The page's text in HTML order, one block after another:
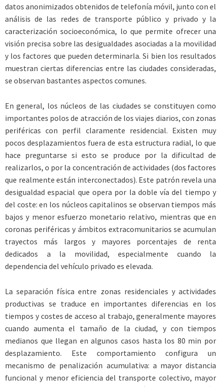
datos anonimizados obtenidos de telefonía móvil, junto con el
análisis de las redes de transporte público y privado y la
caracterización socioeconómica, lo que permite ofrecer una
visión precisa sobre las desigualdades asociadas a la movilidad
y los factores que pueden determinarla. Si bien los resultados
muestran ciertas diferencias entre las ciudades consideradas,
se observan bastantes aspectos comunes.
En general, los núcleos de las ciudades se constituyen como
importantes polos de atracción de los viajes diarios, con zonas
periféricas con perfil claramente residencial. Existen muy
pocos desplazamientos fuera de esta estructura radial, lo que
hace preguntarse si esto se produce por la dificultad de
realizarlos, o por la concentración de actividades (dos factores
que realmente están interconectados). Este patrón revela una
desigualdad espacial que opera por la doble vía del tiempo y
del coste: en los núcleos capitalinos se observan tiempos más
bajos y menor esfuerzo monetario relativo, mientras que en
coronas periféricas y ámbitos extracomunitarios se acumulan
trayectos más largos y mayores porcentajes de renta
dedicados a la movilidad, especialmente cuando la
dependencia del vehículo privado es elevada.
La separación física entre zonas residenciales y actividades
productivas se traduce en importantes diferencias en los
tiempos y costes de acceso al trabajo, generalmente mayores
cuando aumenta el tamaño de la ciudad, y con tiempos
medianos que llegan en algunos casos hasta los 80 min por
desplazamiento. Este comportamiento configura un
mecanismo de penalización acumulativa: a mayor distancia
funcional y menor eficiencia del transporte colectivo, mayor